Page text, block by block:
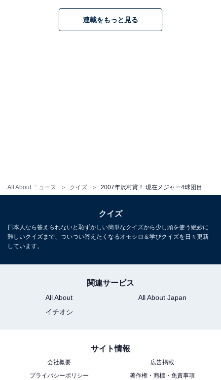
All About ニュース クイズ
連載をもっと見る
クイズ
日本人なら答えられないと恥ずかしい簡単なクイズから少し頭を使う絶妙に
難しいクイズまで、ついつい答えたくなるオモシロ＆学びクイズを日々更新
しています。
関連サービス
All About
All About Japan
イチオシ
サイト情報
会社概要
広告掲載
プライバシーポリシー
著作権・商標・免責事項